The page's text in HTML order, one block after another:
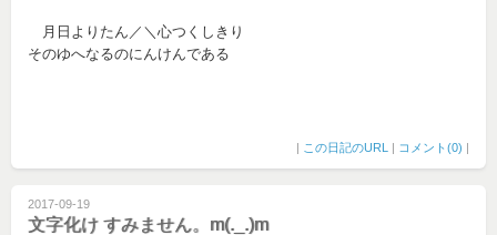
月日よりたん／＼心つくしきり
そのゆへなるのにんけんである
| この日記のURL | コメント(0) |
2017-09-19
文字化け すみません。m(._.)m